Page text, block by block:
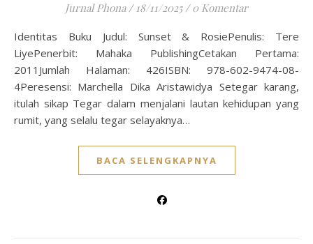
Jurnal Phona / 18/11/2025 / 0 Komentar
Identitas Buku Judul: Sunset & RosiePenulis: Tere
LiyePenerbit: Mahaka PublishingCetakan Pertama:
2011Jumlah Halaman: 426ISBN: 978-602-9474-08-
4Peresensi: Marchella Dika Aristawidya Setegar karang,
itulah sikap Tegar dalam menjalani lautan kehidupan yang
rumit, yang selalu tegar selayaknya…
BACA SELENGKAPNYA